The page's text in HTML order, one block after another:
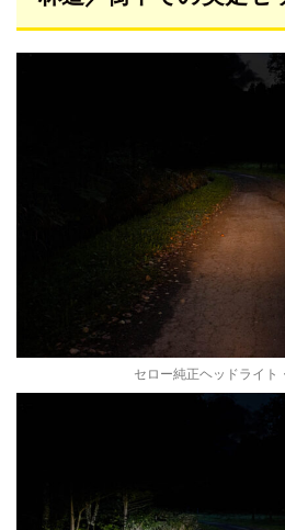
セロー純正ヘッドライト